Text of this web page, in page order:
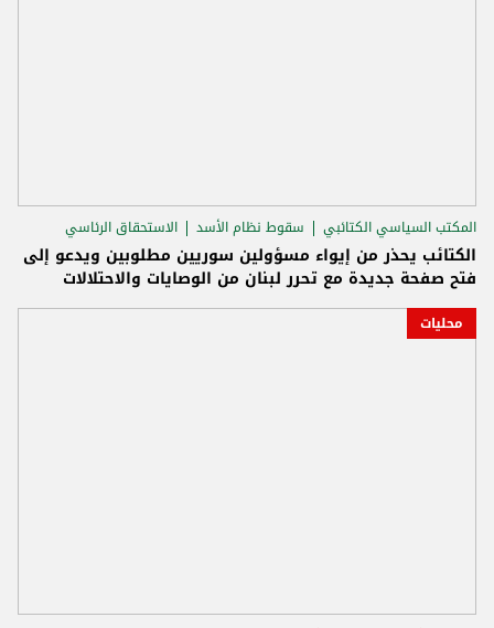
المكتب السياسي الكتائبي سقوط نظام الأسد الاستحقاق الرئاسي
الكتائب يحذر من إيواء مسؤولين سوريين مطلوبين ويدعو إلى
فتح صفحة جديدة مع تحرر لبنان من الوصايات والاحتلالات
محليات